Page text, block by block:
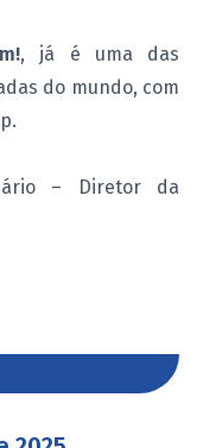
, já é uma das
do mundo, com
– Diretor da